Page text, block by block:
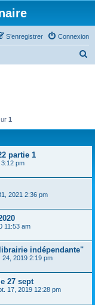
Connexion
S’enregistrer
1
partie 1
pm
2021 2:36 pm
11:53 am
indépendante"
24, 2019 2:19 pm
27 sept
17, 2019 12:28 pm